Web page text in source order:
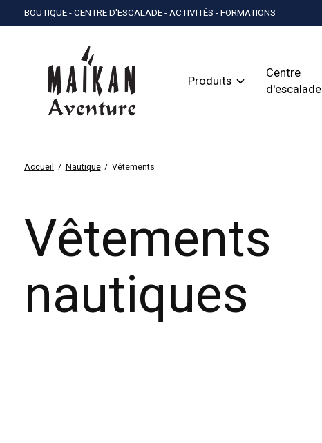
BOUTIQUE - CENTRE D'ESCALADE - ACTIVITÉS - FORMATIONS
Produits
Centre
d'escalade
Accueil / Nautique / Vêtements
Vêtements
nautiques